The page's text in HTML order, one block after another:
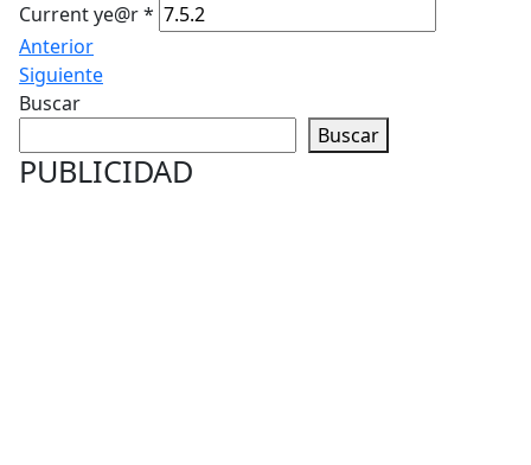
Current ye@r*
Anterior
Siguiente
Buscar
Buscar
PUBLICIDAD